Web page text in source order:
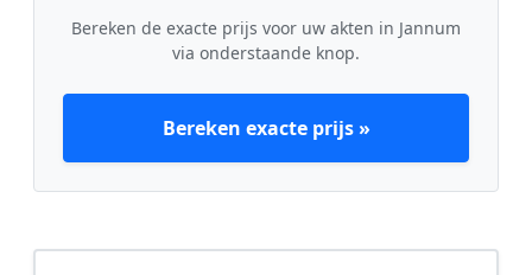
Bereken de exacte prijs voor uw akten in Jannum
via onderstaande knop.
Bereken exacte prijs »